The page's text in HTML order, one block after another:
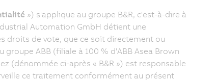
») s'applique au groupe B&R, c'est-à-dire à
Automation GmbH détient une
droits de vote, que ce soit directement ou
ABB (filiale à 100 % d'ABB Asea Brown
(dénommée ci-après « B&R ») est responsable
ce traitement conformément au présent